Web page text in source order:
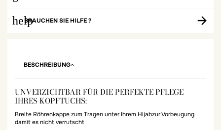
helpBRAUCHEN SIE HILFE ?
BESCHREIBUNG
UNVERZICHTBAR FÜR DIE PERFEKTE PFLEGE
IHRES KOPFTUCHS:
Breite Röhrenkappe zum Tragen unter Ihrem Hijabzur Vorbeugung
damit es nicht verrutscht